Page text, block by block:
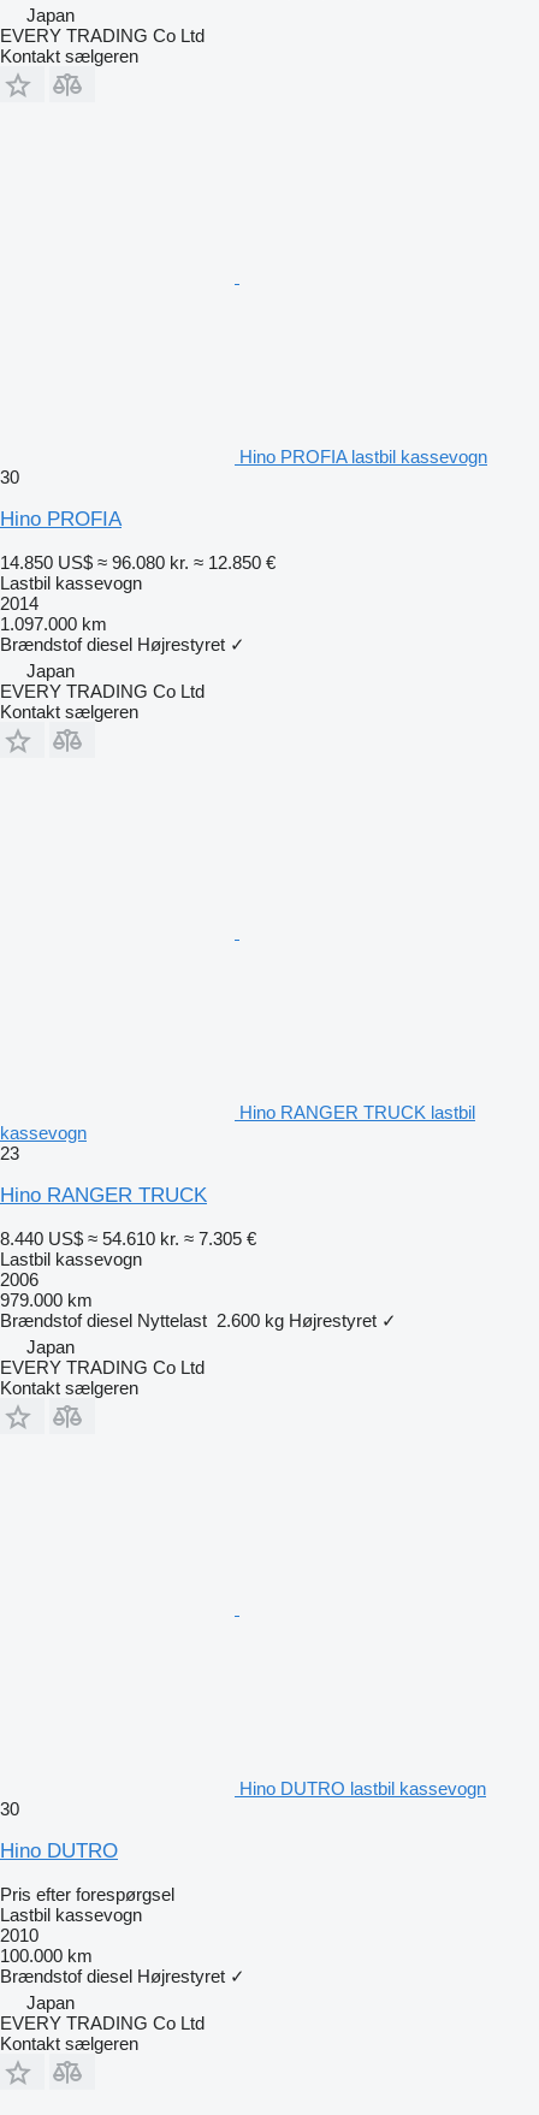
Japan
EVERY TRADING Co Ltd
Kontakt sælgeren
Hino PROFIA lastbil kassevogn
30
Hino PROFIA
14.850 US$ ≈ 96.080 kr. ≈ 12.850 €
Lastbil kassevogn
2014
1.097.000 km
Brændstof diesel Højrestyret ✓
Japan
EVERY TRADING Co Ltd
Kontakt sælgeren
Hino RANGER TRUCK lastbil
kassevogn
23
Hino RANGER TRUCK
8.440 US$ ≈ 54.610 kr. ≈ 7.305 €
Lastbil kassevogn
2006
979.000 km
Brændstof diesel Nyttelast 2.600 kg Højrestyret ✓
Japan
EVERY TRADING Co Ltd
Kontakt sælgeren
Hino DUTRO lastbil kassevogn
30
Hino DUTRO
Pris efter forespørgsel
Lastbil kassevogn
2010
100.000 km
Brændstof diesel Højrestyret ✓
Japan
EVERY TRADING Co Ltd
Kontakt sælgeren